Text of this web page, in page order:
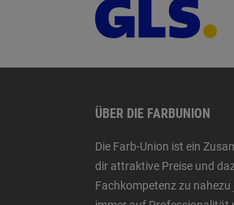
ÜBER DIE FARBUNION
Die Farb-Union ist ein
dir attraktive Preise und
Fachkompetenz zu